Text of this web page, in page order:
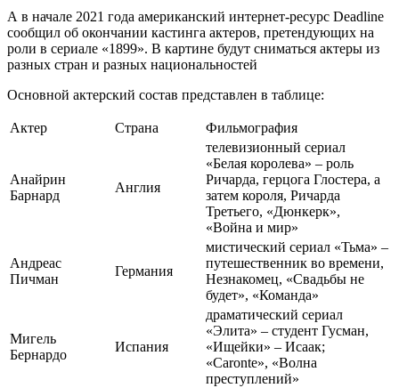
А в начале 2021 года американский интернет-ресурс Deadline
сообщил об окончании кастинга актеров, претендующих на
роли в сериале «1899». В картине будут сниматься актеры из
разных стран и разных национальностей
Основной актерский состав представлен в таблице:
Актер Страна Фильмография
Анайрин
Барнард
Англия
телевизионный сериал
«Белая королева» – роль
Ричарда, герцога Глостера, а
затем короля, Ричарда
Третьего, «Дюнкерк»,
«Война и мир»
Андреас
Пичман
Германия
мистический сериал «Тьма» –
путешественник во времени,
Незнакомец, «Свадьбы не
будет», «Команда»
Мигель
Бернардо
Испания
драматический сериал
«Элита» – студент Гусман,
«Ищейки» – Исаак;
«Caronte», «Волна
преступлений»